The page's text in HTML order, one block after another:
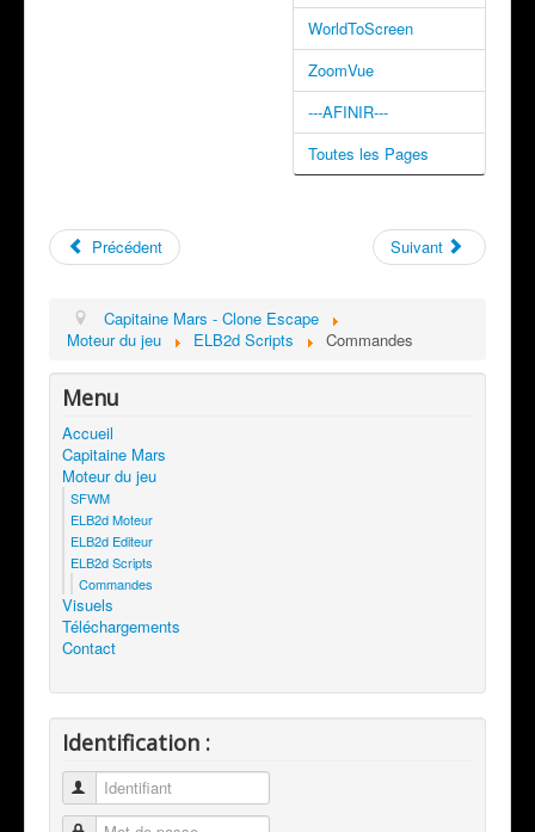
WorldToScreen
ZoomVue
---AFINIR---
Toutes les Pages
Précédent Suivant
Capitaine Mars - Clone Escape
Moteur du jeu
ELB2d Scripts Commandes
Menu
Accueil
Capitaine Mars
Moteur du jeu
SFWM
ELB2d Moteur
ELB2d Editeur
ELB2d Scripts
Commandes
Visuels
Téléchargements
Contact
Identification :
Identifiant